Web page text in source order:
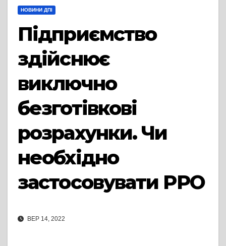
НОВИНИ ДПІ
Підприємство
здійснює
виключно
безготівкові
розрахунки. Чи
необхідно
застосовувати РРО
ВЕР 14, 2022